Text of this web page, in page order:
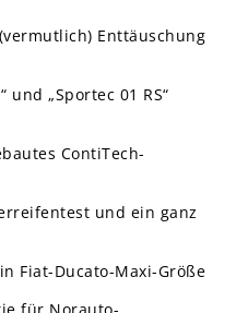
Enttäuschung
und „Sportec 01 RS“
ContiTech-
und ein ganz
Fiat-Ducato-Maxi-Größe